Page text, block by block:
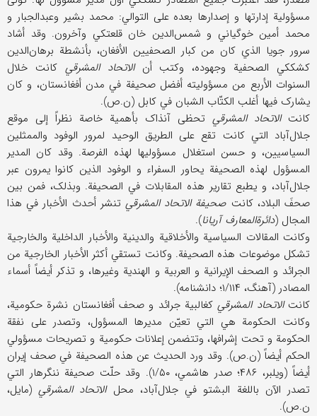
مسؤولیة إدارتها و إصدارها بعده علی التوالي: محمد بشیر وعبدالجبار و
محمد أمین خوگیاني و شمس‌الدین خان قلعتکي وآخرون. وقد أشاد
سرور جویا الذي کان من کبار الصحفیین الأفغان، بأنشطة برهان‌الدین
کشککي الصحفیة وجهوده، وکتب أنالاتحاد المشرقيکانت خلال
السنوات الأربع من مسؤولیته أفضل صحیفة في مدن أفغانستان، و کان
یشارک فیها أغلب الکتّاب الشبان في کابل (ن.ص).
کانتالاتحاد المشرقي تحظی آنذاک بأهمیة خاصة نظراً إلی موقع
جلال‌آباد التي کانت تقع علی الطریق الوحید لمرور الوفود والممثلین
السیاسیین، و حسن استغلال مسؤولیها لهذه الفرصة. وقد کان المدیر
المسؤول لهذه الصحیفة یحاور السفراء و الوفود الذین کانوا یمرون عبر
جلال‌آباد، و یطبع تقاریر هذه المقابلات في الصحیفة. وبذلک، فمن بین
صحفَ البلاد، کانت صحیفة الاتحاد المشرقي تنشر أحدث الأخبار في هذا
المجال (دائرة‌المعارف آریانا).
وکانت المقالات السیاسیة والأخلاقیة والدینیة والأخبار الداخلیة والخارجیة
تشکل موضوعات هذه الصحیفة. وکانت تستقي أکثر الأخبار الخارجیة من
الجرائد و الصحف الإیرانیة و العربیة و الهندیة وغیرها، و تذکر أیضاً أسماء
المصادر (آهنگ، ۱/۱۱۴؛ دانشنامه).
کانتالاتحاد المشرقيکغالبیة جرائد و صحف أفغانستان نشرة حکومیة،
وکانت الحکومة هي التي تعیّن مدیرها المسؤول، وتصدر علی نفقة
الحکومة و تحت إشرافها، وتتضمن إعلانات حکومیة و تصریحات مسؤولي
الحکم أیضاً (ن.ص). وقد ورد الحدیث عن هذه الصحیفة في صحف إیران
أیضاً (ویلبر، ۴۸۶؛ صدر هاشمي، ۱/۵۰). وقد حلّت صحیفة ننگرهار التي
تصدر الآن باللغة البشتو في جلال‌آباد، محل الاتحاد المشرقي(مایل،
ن.ص).